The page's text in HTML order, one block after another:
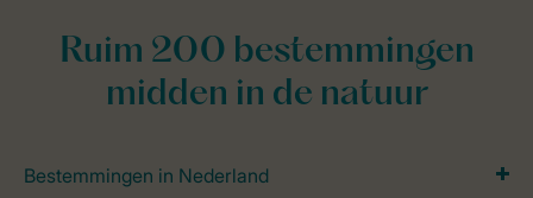
Ruim 200 bestemmingen
midden in de natuur
Bestemmingen in Nederland